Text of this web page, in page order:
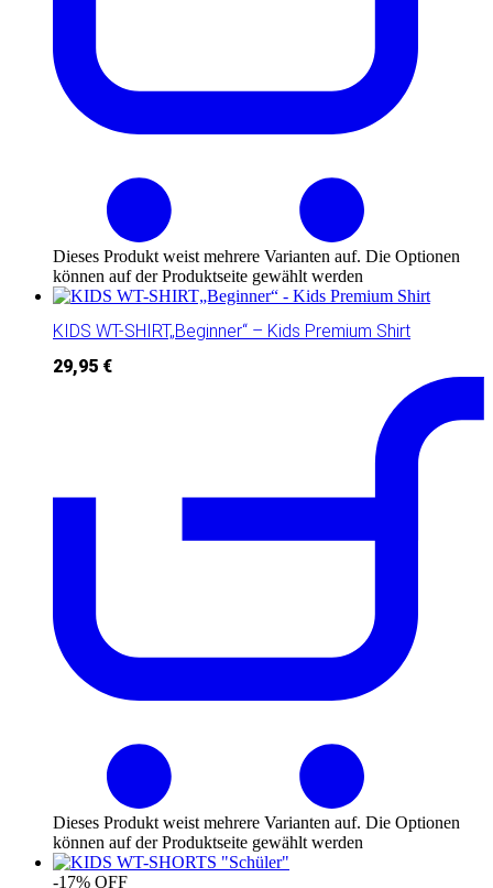
Dieses Produkt weist mehrere Varianten auf. Die Optionen
können auf der Produktseite gewählt werden
KIDS WT-SHIRT„Beginner“ – Kids Premium Shirt
29,95 €
Dieses Produkt weist mehrere Varianten auf. Die Optionen
können auf der Produktseite gewählt werden
-17% OFF